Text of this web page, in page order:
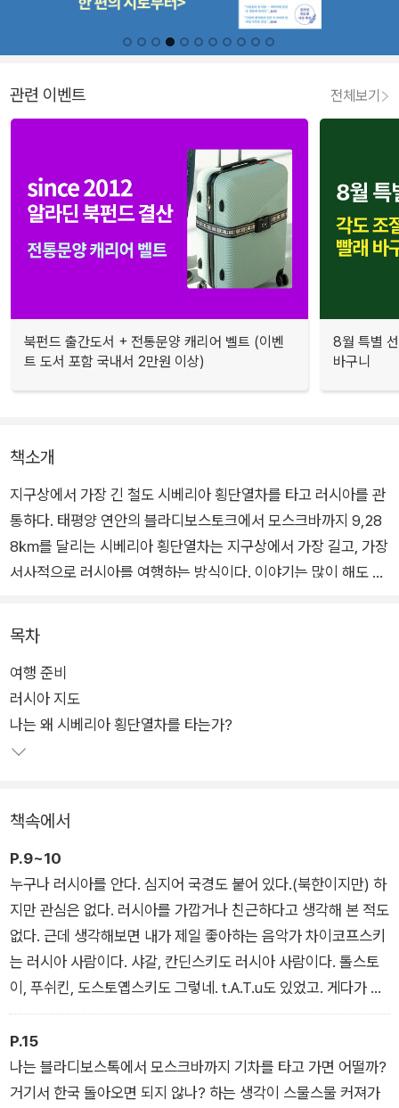
관련 이벤트 전체보기
북펀드 출간도서 + 전통문양 캐리어 벨트 (이벤
트 도서 포함 국내서 2만원 이상)
8월 특별
바구니
책소개
지구상에서 가장 긴 철도 시베리아 횡단열차를 타고 러시아를 관
통하다. 태평양 연안의 블라디보스토크에서 모스크바까지 9,28
8㎞를 달리는 시베리아 횡단열차는 지구상에서 가장 길고, 가장
서사적으로 러시아를 여행하는 방식이다. 이야기는 많이 해도 실
여정을 이어가며 온몸으로 체득한 감동과 낭만, 혐오와 불안을 오
직 손으로 쓴 글과 손으로 그린 그림들로 전하고자 한다. 이 책은
디지털 영상이 넘쳐나고 AI가 활약하는 시대에 손그림과 손글씨
만을 고집하는 일러스트레이터 이다의 ‘내 손으로’ 시리즈의 네
번째 여행기이다.
목차
여행 준비
러시아 지도
나는 왜 시베리아 횡단열차를 타는가?
책속에서
P.9~10
누구나 러시아를 안다. 심지어 국경도 붙어 있다.(북한이지만) 하
지만 관심은 없다. 러시아를 가깝거나 친근하다고 생각해 본 적도
없다. 근데 생각해보면 내가 제일 좋아하는 음악가 차이코프스키
는 러시아 사람이다. 샤갈, 칸딘스키도 러시아 사람이다. 톨스토
이, 푸쉬킨, 도스토옙스키도 그렇네. t.A.T.u도 있었고. 게다가 볼
쇼이 발레단, 마린스키 발레단도 있잖아. 잘하면 발레도 볼 수 있
고. 예쁜 성당이나 성화도 지천에 깔렸다던데? 나는 이미 러시아
를 알고 좋아하고 있던 거나 마찬가지였다.
P.15
나는 블라디보스톡에서 모스크바까지 기차를 타고 가면 어떨까?
거기서 한국 돌아오면 되지 않나? 하는 생각이 스물스물 커져가